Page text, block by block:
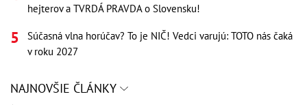
hejterov a TVRDÁ PRAVDA o Slovensku!
Súčasná vlna horúčav? To je NIČ! Vedci varujú: TOTO nás čaká
v roku 2027
NAJNOVŠIE ČLÁNKY